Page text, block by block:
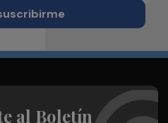
al Boletín